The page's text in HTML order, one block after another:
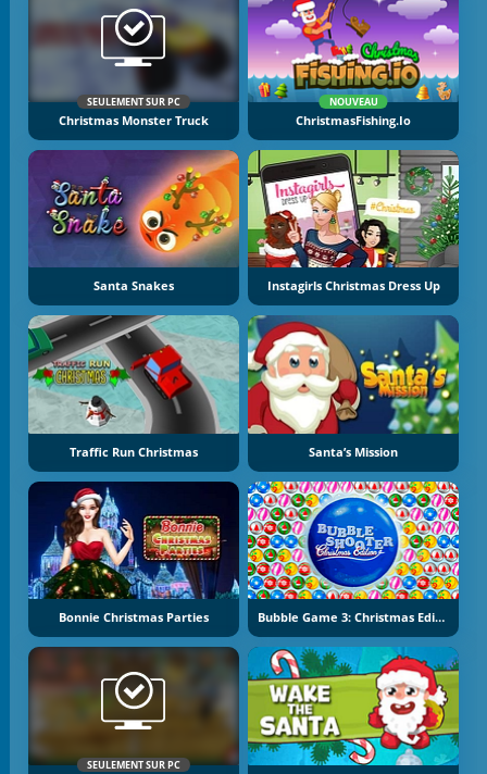
SEULEMENT SUR PC
Christmas Monster Truck
NOUVEAU
ChristmasFishing.io
Santa Snakes Instagirls Christmas Dress Up
Traffic Run Christmas Santa’s Mission
Bonnie Christmas Parties Bubble Game 3: Christmas Edition
SEULEMENT SUR PC